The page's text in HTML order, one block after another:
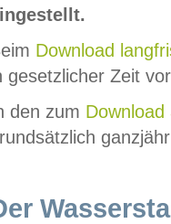
Download
gesetzlicher Zeit
den zum Download